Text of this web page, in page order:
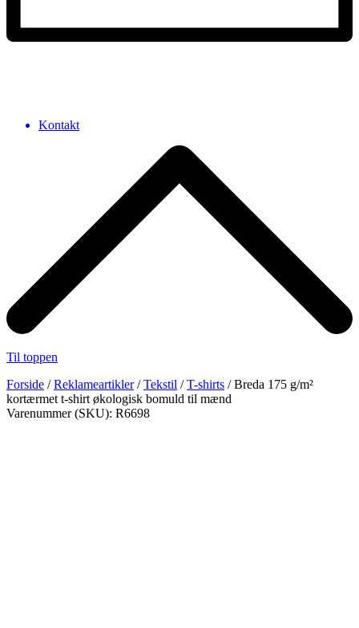
Kontakt
Til toppen
Forside /Reklameartikler/Tekstil /T-shirts / Breda 175 g/m²
kortærmet t-shirt økologisk bomuld til mænd
Varenummer (SKU): R6698